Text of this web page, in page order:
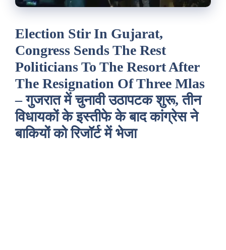
Election Stir In Gujarat,
Congress Sends The Rest
Politicians To The Resort After
The Resignation Of Three Mlas
– गुजरात में चुनावी उठापटक शुरू, तीन
विधायकों के इस्तीफे के बाद कांग्रेस ने
बाकियों को रिजॉर्ट में भेजा